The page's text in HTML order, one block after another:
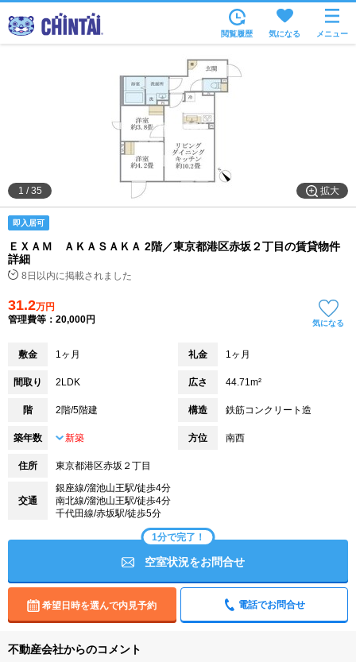
住所から
家賃相場から
物件特集から
閲覧履歴 気になる メニュー
拡大
1 /35
即入居可
ＥＸＡＭ ＡＫＡＳＡＫＡ 2階／東京都港区赤坂２丁目の賃貸物件
詳細
8日以内に掲載されました
31.2万円
管理費等：20,000円
気になる
敷金 1ヶ月 礼金 1ヶ月
間取り 2LDK 広さ 44.71m²
階 2階/5階建 構造 鉄筋コンクリート造
築年数 新築 方位 南西
住所 東京都港区赤坂２丁目
交通
銀座線/溜池山王駅/徒歩4分
南北線/溜池山王駅/徒歩4分
千代田線/赤坂駅/徒歩5分
1分で完了！
空室状況をお問合せ
希望日時を選んで内見予約 電話でお問合せ
不動産会社からのコメント